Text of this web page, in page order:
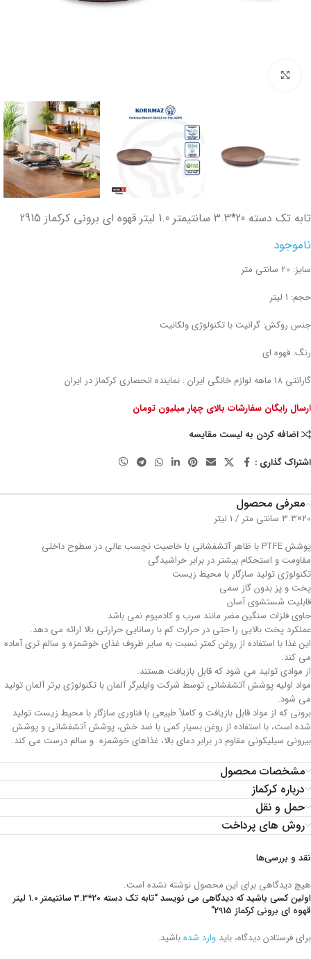
تابه تک دسته 20*3.3 سانتیمتر 1.0 لیتر قهوه ای برونی کرکماز 2915
ناموجود
سایز: 20 سانتی متر
حجم: 1 لیتر
جنس روکش: گرانیت با تکنولوژی ولکانیت
رنگ: قهوه ای
گارانتی 18 ماهه لوازم خانگی ایران : نماینده انحصاری کرکماز در ایران
ارسال رایگان سفارشات بالای چهار میلیون تومان
اضافه کردن به لیست مقایسه
اشتراک گذاری :
معرفی محصول
20×3.3 سانتی متر / 1 لیتر
پوشش PTFE با ظاهر آتشفشانی با خاصیت نچسب عالی در سطوح داخلی
مقاومت و استحکام بیشتر در برابر خراشیدگی
تکنولوژی تولید سازگار با محیط زیست
پخت و پز بدون گاز سمی
قابلیت شستشوی آسان
حاوی فلزات سنگین مضر مانند سرب و کادمیوم نمی باشد.
عملکرد پخت بالایی را حتی در حرارت کم با رسانایی حرارتی بالا ارائه می دهد.
این غذا با استفاده از روغن کمتر نسبت به سایر ظروف غذای خوشمزه و سالم تری آماده
می کند.
از موادی تولید می شود که قابل بازیافت هستند.
مواد اولیه پوشش آتشفشانی توسط شرکت وایلبرگر آلمان با تکنولوژی برتر آلمان تولید
می شود.
برونی که از مواد قابل بازیافت و کاملاً طبیعی با فناوری سازگار با محیط زیست تولید
شده است، با استفاده از روغن بسیار کمی با ضد خش، پوشش آتشفشانی و پوشش
بیرونی سیلیکونی مقاوم در برابر دمای بالا، غذاهای خوشمزه و سالم درست می کند.
مشخصات محصول
درباره کرکماز
حمل و نقل
روش های پرداخت
نقد و بررسی‌ها
هیچ دیدگاهی برای این محصول نوشته نشده است.
اولین کسی باشید که دیدگاهی می نویسد “تابه تک دسته 20*3.3 سانتیمتر 1.0 لیتر
قهوه ای برونی کرکماز 2915”
برای فرستادن دیدگاه، باید وارد شدهباشید.